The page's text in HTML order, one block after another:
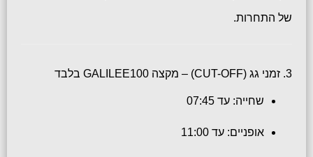
של התחרות.
3. זמני גג (CUT-OFF) – מקצה GALILEE100 בלבד
שחייה: עד 07:45
אופניים: עד 11:00